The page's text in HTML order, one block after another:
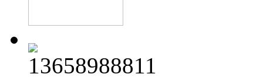
13658988811